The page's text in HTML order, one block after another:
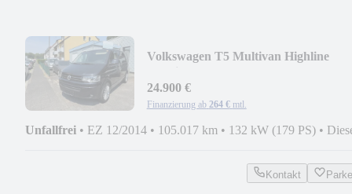
Volkswagen T5 Multivan Highline
24.900 €
Finanzierung ab 264 € mtl.
Unfallfrei • EZ 12/2014 • 105.017 km • 132 kW (179 PS) •
Kontakt